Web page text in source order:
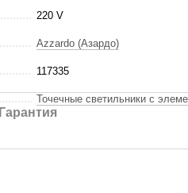
220 V
Azzardo (Азардо)
117335
Точечные светильники с
Гарантия